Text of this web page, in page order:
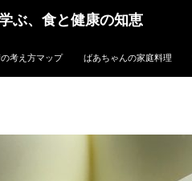
ぶ、食と健康の知恵
考え方マップ ばあちゃんの家庭料理